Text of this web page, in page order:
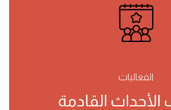
الفعاليات
القادمة